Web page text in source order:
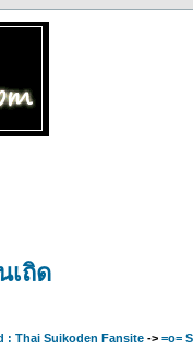
เถิด
: Thai Suikoden Fansite -> =o=